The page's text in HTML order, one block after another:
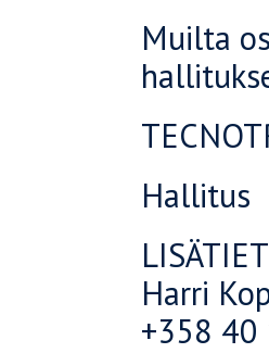
Muilta
Hallitus
Harri
+358